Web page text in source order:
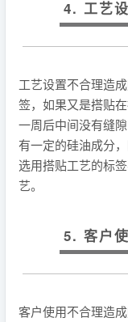
4. 工艺
工艺设置不合理造
签，如果又是搭贴
一周后中间没有缝
有一定的硅油成分
选用搭贴工艺的标
艺。
5. 客户
客户使用不合理造